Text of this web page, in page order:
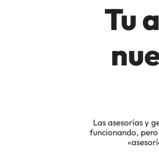
Tu
Las asesorías y
funcionando,